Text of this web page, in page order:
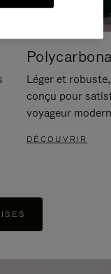
Léger et
conçu pour
voyageur
DÉCOUVRIR